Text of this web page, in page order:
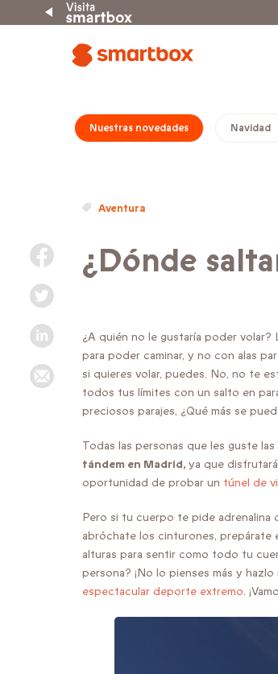
Nuestras novedades Navidad
Aventura
¿Dónde
¿A quién no le gustaría poder
para poder caminar, y no con alas
si quieres volar, puedes. No, no te
todos tus límites con un salto en
preciosos parajes, ¿Qué más se
Todas las personas que les guste
tándem en Madrid, ya que
oportunidad de probar un túnel de
Pero si tu cuerpo te pide adrenalina
abróchate los cinturones, prepárate
alturas para sentir como todo tu
persona? ¡No lo pienses más y
espectacular deporte extremo.